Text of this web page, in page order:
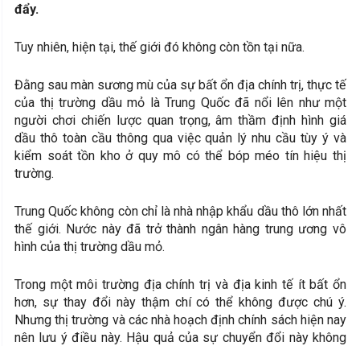
đẩy.
Tuy nhiên, hiện tại, thế giới đó không còn tồn tại nữa.
Đằng sau màn sương mù của sự bất ổn địa chính trị, thực tế
của thị trường dầu mỏ là Trung Quốc đã nổi lên như một
người chơi chiến lược quan trọng, âm thầm định hình giá
dầu thô toàn cầu thông qua việc quản lý nhu cầu tùy ý và
kiểm soát tồn kho ở quy mô có thể bóp méo tín hiệu thị
trường.
Trung Quốc không còn chỉ là nhà nhập khẩu dầu thô lớn nhất
thế giới. Nước này đã trở thành ngân hàng trung ương vô
hình của thị trường dầu mỏ.
Trong một môi trường địa chính trị và địa kinh tế ít bất ổn
hơn, sự thay đổi này thậm chí có thể không được chú ý.
Nhưng thị trường và các nhà hoạch định chính sách hiện nay
nên lưu ý điều này. Hậu quả của sự chuyển đổi này không